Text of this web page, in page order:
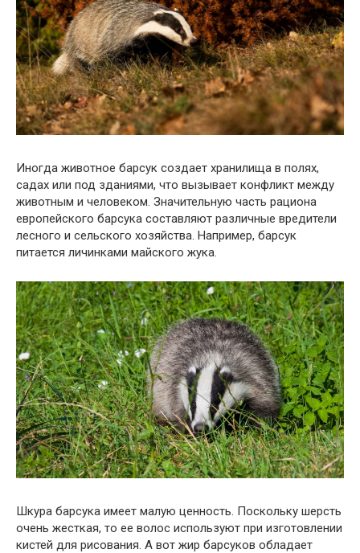
Иногда животное барсук создает хранилища в полях,
садах или под зданиями, что вызывает конфликт между
животным и человеком. Значительную часть рациона
европейского барсука составляют различные вредители
лесного и сельского хозяйства. Например, барсук
питается личинками майского жука.
Шкура барсука имеет малую ценность. Поскольку шерсть
очень жесткая, то ее волос используют при изготовлении
кистей для рисования. А вот жир барсуков обладает